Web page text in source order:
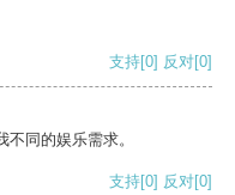
支持[0] 反对[0]
同的娱乐需求。
支持[0] 反对[0]